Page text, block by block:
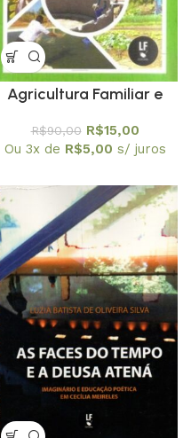
Agricultura Familiar e
Semiárido
R$90,00 R$15,00
Ou 3x de R$5,00 s/ juros